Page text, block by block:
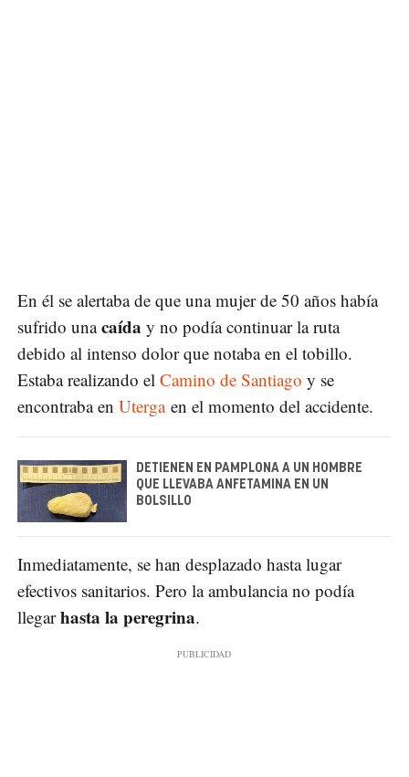
En él se alertaba de que una mujer de 50 años había
sufrido unacaída y no podía continuar la ruta
debido al intenso dolor que notaba en el tobillo.
Estaba realizando el Camino de Santiago y se
encontraba en Utergaen el momento del accidente.
DETIENEN EN PAMPLONA A UN HOMBRE
QUE LLEVABA ANFETAMINA EN UN
BOLSILLO
Inmediatamente, se han desplazado hasta lugar
efectivos sanitarios. Pero la ambulancia no podía
llegarhasta la peregrina.